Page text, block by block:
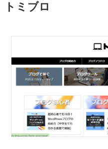
トミブロ